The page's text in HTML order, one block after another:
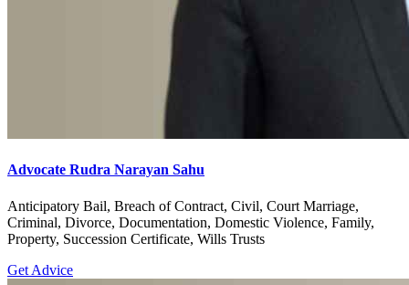
Advocate Rudra Narayan Sahu
Anticipatory Bail, Breach of Contract, Civil, Court Marriage,
Criminal, Divorce, Documentation, Domestic Violence, Family,
Property, Succession Certificate, Wills Trusts
Get Advice